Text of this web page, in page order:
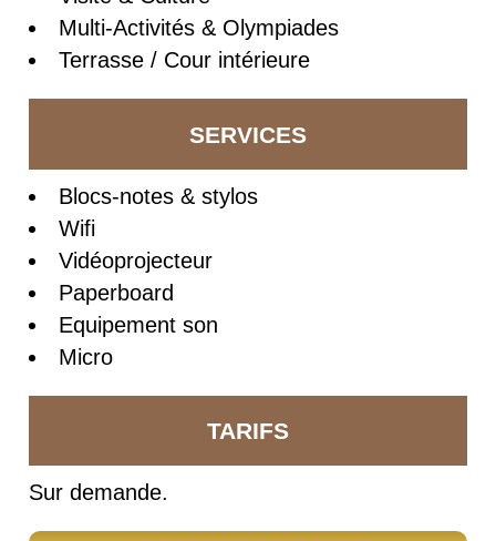
Multi-Activités & Olympiades
Terrasse / Cour intérieure
SERVICES
Blocs-notes & stylos
Wifi
Vidéoprojecteur
Paperboard
Equipement son
Micro
TARIFS
Sur demande.